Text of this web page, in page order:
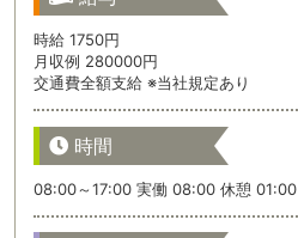
時給 1750円
月収例 280000円
交通費全額支給 ※当社規定あり
時間
08:00～17:00 実働 08:00 休憩 01:00